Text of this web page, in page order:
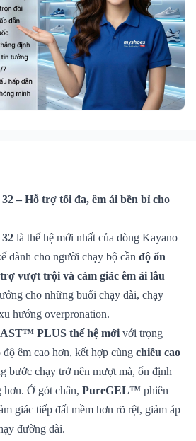
– Hỗ trợ tối đa, êm ái bền bỉ cho
là thế hệ mới nhất của dòng Kayano
dành cho người chạy bộ cần độ ổn
vượt trội và cảm giác êm ái lâu
cho những buổi chạy dài, chạy
hướng overpronation.
PLUS thế hệ mới với trọng
êm cao hơn, kết hợp cùng chiều cao
bước chạy trở nên mượt mà, ổn định
hơn. Ở gót chân, PureGEL™ phiên
giác tiếp đất mềm hơn rõ rệt, giảm áp
đường dài.